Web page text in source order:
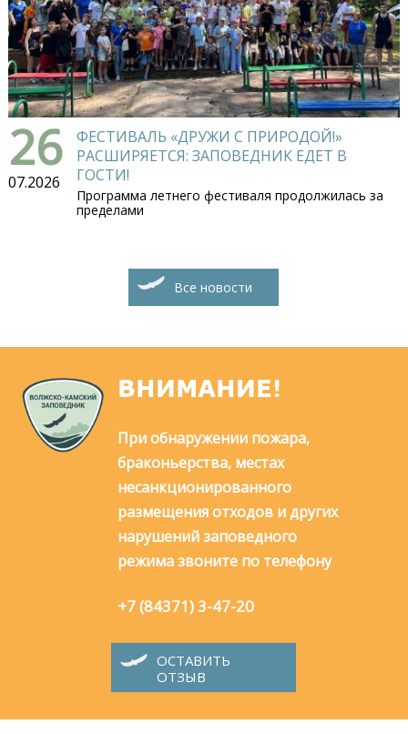
26
07.2026
ФЕСТИВАЛЬ «ДРУЖИ С ПРИРОДОЙ!»
РАСШИРЯЕТСЯ: ЗАПОВЕДНИК ЕДЕТ В
ГОСТИ!
Программа летнего фестиваля продолжилась за
пределами
Все новости
ВНИМАНИЕ!
При обнаружении пожара,
браконьерства, местах
несанкционированного
размещения отходов и других
нарушений заповедного
режима звоните по телефону
+7 (84371) 3-47-20
ОСТАВИТЬ
ОТЗЫВ